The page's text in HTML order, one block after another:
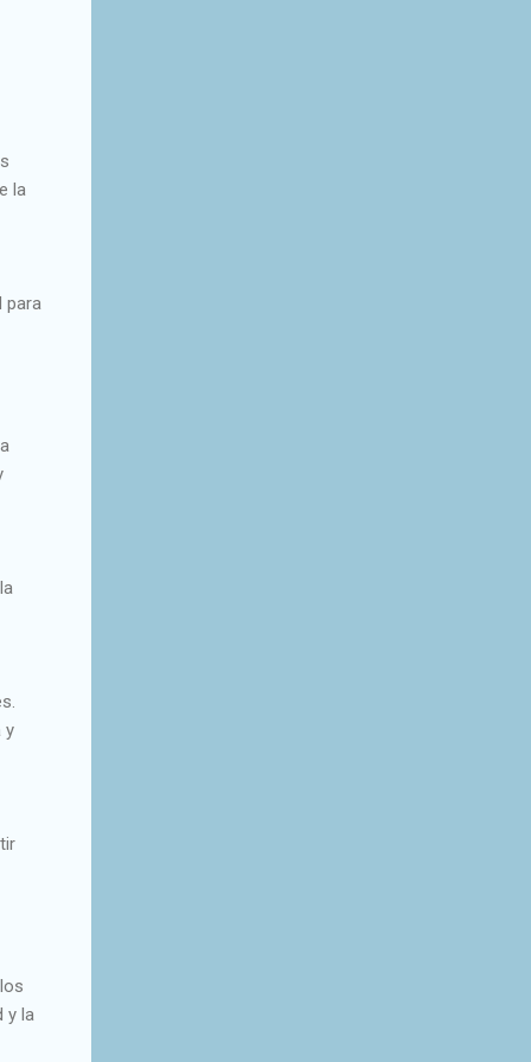
la
para
y
y la